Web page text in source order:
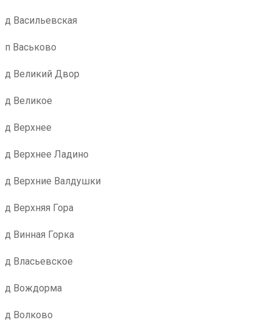
д Васильевская
п Васьково
д Великий Двор
д Великое
д Верхнее
д Верхнее Ладино
д Верхние Валдушки
д Верхняя Гора
д Винная Горка
д Власьевское
д Вождорма
д Волково